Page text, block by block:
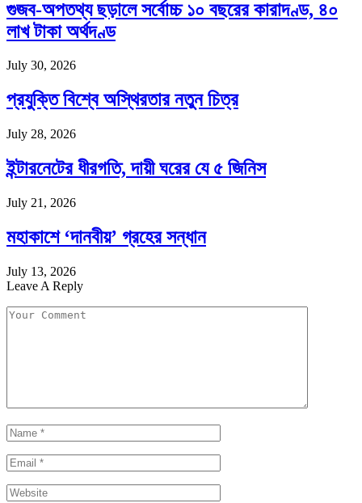
গুজব-অপতথ্য ছড়ালে সর্বোচ্চ ১০ বছরের কারাদণ্ড, ৪০
লাখ টাকা অর্থদণ্ড
July 30, 2026
প্রযুক্তি বিশ্বে অস্থিরতার নতুন চিত্র
July 28, 2026
ইন্টারনেটের ধীরগতি, দায়ী ঘরের যে ৫ জিনিস
July 21, 2026
মহাকাশে ‘দানবীয়’ গ্রহের সন্ধান
July 13, 2026
Leave A Reply